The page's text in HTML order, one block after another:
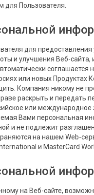
для Пользователя.
для предоставления
и улучшения Веб-
соглашается
или новых Продуктах
Компания никому не
раскрыть и передать
или
Вами персональная
и не подлежит
на нашем Web-
и MasterCard
на Веб-сайте,